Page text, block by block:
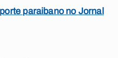
paraibano no Jornal